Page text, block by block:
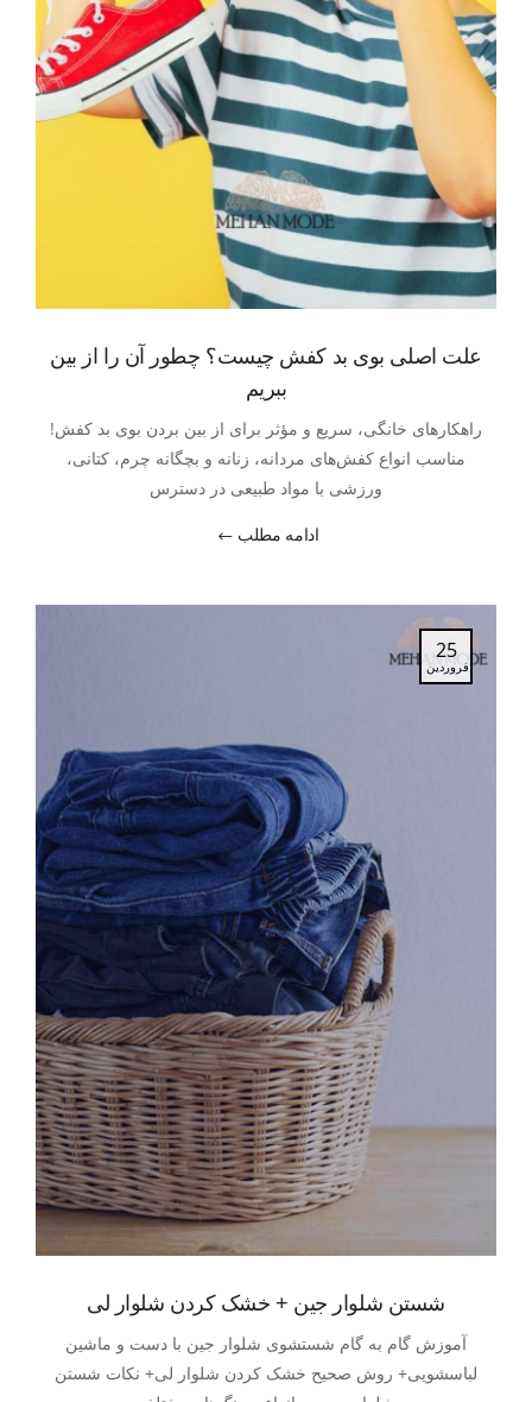
علت اصلی بوی بد کفش چیست؟ چطور آن را از بین
ببریم
راهکارهای خانگی، سریع و مؤثر برای از بین بردن بوی بد کفش!
مناسب انواع کفش‌های مردانه، زنانه و بچگانه چرم، کتانی،
ورزشی با مواد طبیعی در دسترس
ادامه مطلب
25
فروردین
شستن شلوار جین + خشک کردن شلوار لی
آموزش گام به گام شستشوی شلوار جین با دست و ماشین
لباسشویی+ روش صحیح خشک کردن شلوار لی+ نکات شستن